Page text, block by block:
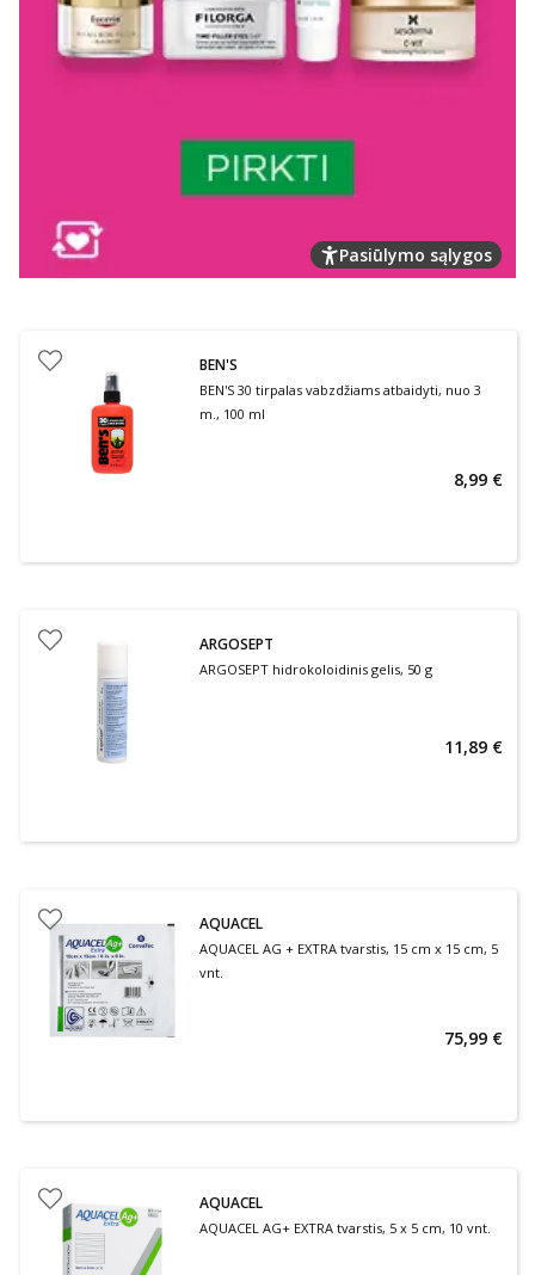
Pasiūlymo sąlygos
BEN'S
BEN'S 30 tirpalas vabzdžiams atbaidyti, nuo 3
m., 100 ml
8,99 €
ARGOSEPT
ARGOSEPT hidrokoloidinis gelis, 50 g
11,89 €
AQUACEL
AQUACEL AG + EXTRA tvarstis, 15 cm x 15 cm, 5
vnt.
75,99 €
AQUACEL
AQUACEL AG+ EXTRA tvarstis, 5 x 5 cm, 10 vnt.